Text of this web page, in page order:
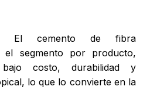
El cemento de fibra
el segmento por producto,
costo, durabilidad y
lo que lo convierte en la